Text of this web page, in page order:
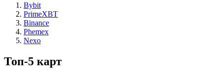
Bybit
PrimeXBT
Binance
Phemex
Nexo
Топ-5 карт